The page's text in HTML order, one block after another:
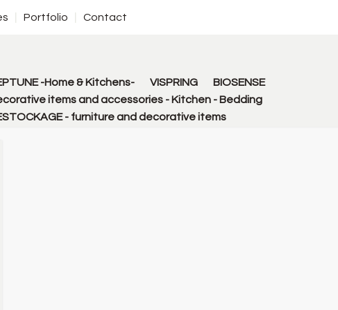
Portfolio Contact
-Home & Kitchens- VISPRING
BIOSENSE
items and accessories - Kitchen - Bedding
- furniture and decorative items